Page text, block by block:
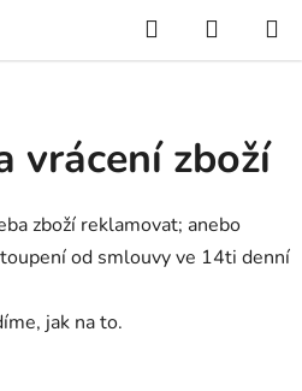
Hledat
KOŠÍK
vrácení zboží
zboží reklamovat; anebo
od smlouvy ve 14ti denní
jak na to.